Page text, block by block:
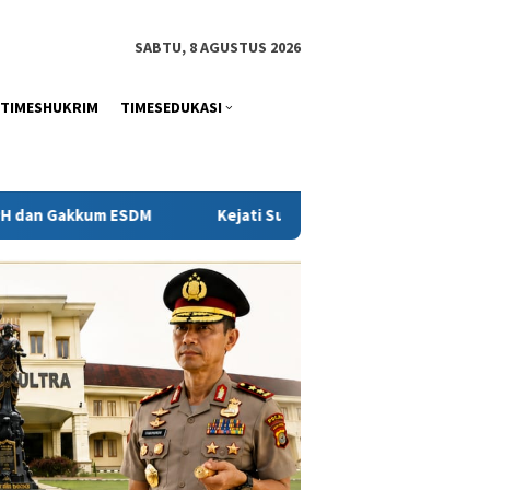
SABTU, 8 AGUSTUS 2026
TIMESHUKRIM TIMESEDUKASI
Kejati Sultra Telaah Laporan KPH Terkait Kontrak PT Antam dan